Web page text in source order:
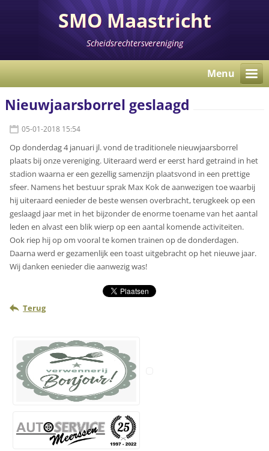
SMO Maastricht
Scheidsrechtersvereniging
Menu
Nieuwjaarsborrel geslaagd
05-01-2018 15:54
Op donderdag 4 januari jl. vond de traditionele nieuwjaarsborrel
plaats bij onze vereniging. Uiteraard werd er eerst hard getraind in het
stadion waarna er een gezellig samenzijn plaatsvond in een prettige
sfeer. Namens het bestuur sprak Max Kok de aanwezigen toe waarbij
hij uiteraard eenieder de beste wensen overbracht, terugkeek op een
geslaagd jaar met in het bijzonder de enorme toename van het aantal
leden en alvast een blik wierp op een aantal komende activiteiten.
Ook riep hij op om vooral te komen trainen op de donderdagen.
Daarna werd er gezamenlijk een toast uitgebracht op het nieuwe jaar.
Wij danken eenieder die aanwezig was!
Terug